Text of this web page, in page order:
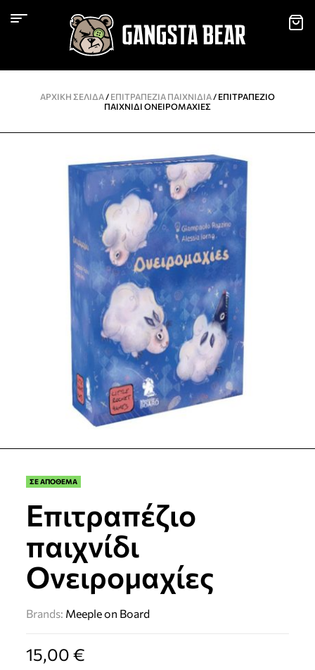
ΑΡΧΙΚΉ ΣΕΛΊΔΑ/ ΕΠΙΤΡΑΠΈΖΙΑ ΠΑΙΧΝΊΔΙΑ/ ΕΠΙΤΡΑΠΈΖΙΟ
ΠΑΙΧΝΊΔΙ ΟΝΕΙΡΟΜΑΧΊΕΣ
ΣΕ ΑΠΟΘΕΜΑ
Επιτραπέζιο
παιχνίδι
Ονειρομαχίες
Brands: Meeple on Board
15,00€